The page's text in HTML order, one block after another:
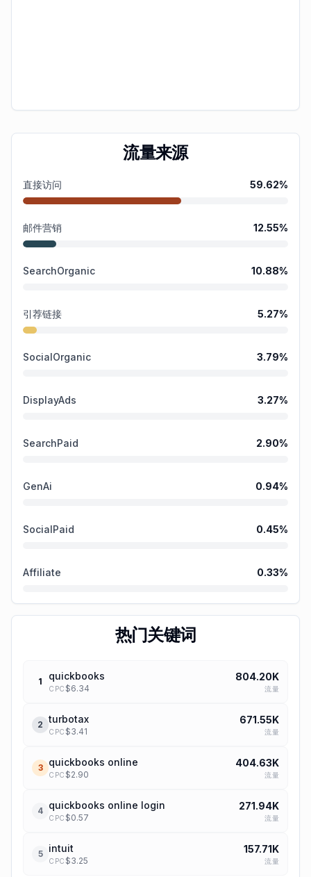
流量来源
直接访问 59.62%
邮件营销 12.55%
SearchOrganic 10.88%
引荐链接 5.27%
SocialOrganic 3.79%
DisplayAds 3.27%
SearchPaid 2.90%
GenAi 0.94%
SocialPaid 0.45%
Affiliate 0.33%
热门关键词
1 quickbooks
CPC $6.34
804.20K
流量
2 turbotax
CPC $3.41
671.55K
流量
3 quickbooks online
CPC $2.90
404.63K
流量
4 quickbooks online login
CPC $0.57
271.94K
流量
5 intuit
CPC $3.25
157.71K
流量